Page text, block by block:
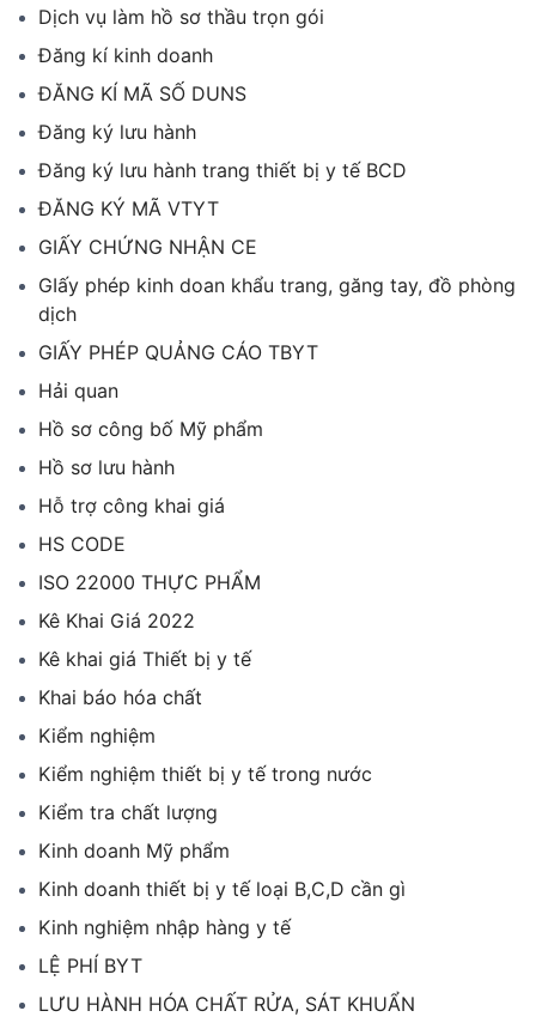
Dịch vụ làm hồ sơ thầu trọn gói
Đăng kí kinh doanh
ĐĂNG KÍ MÃ SỐ DUNS
Đăng ký lưu hành
Đăng ký lưu hành trang thiết bị y tế BCD
ĐĂNG KÝ MÃ VTYT
GIẤY CHỨNG NHẬN CE
GIấy phép kinh doan khẩu trang, găng tay, đồ phòng
dịch
GIẤY PHÉP QUẢNG CÁO TBYT
Hải quan
Hồ sơ công bố Mỹ phẩm
Hồ sơ lưu hành
Hỗ trợ công khai giá
HS CODE
ISO 22000 THỰC PHẨM
Kê Khai Giá 2022
Kê khai giá Thiết bị y tế
Khai báo hóa chất
Kiểm nghiệm
Kiểm nghiệm thiết bị y tế trong nước
Kiểm tra chất lượng
Kinh doanh Mỹ phẩm
Kinh doanh thiết bị y tế loại B,C,D cần gì
Kinh nghiệm nhập hàng y tế
LỆ PHÍ BYT
LƯU HÀNH HÓA CHẤT RỬA, SÁT KHUẨN